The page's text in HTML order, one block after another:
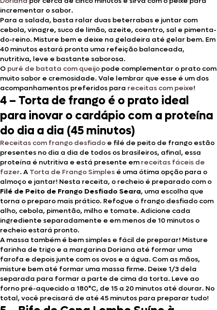
incrementar o sabor.
Para a salada, basta ralar duas beterrabas e juntar com
cebola, vinagre, suco de limão, azeite, coentro, sal e pimenta-
do-reino. Misture bem e deixe na geladeira até gelar bem. Em
40 minutos estará pronta uma refeição balanceada,
nutritiva, leve e bastante saborosa.
O purê de batata com queijo pode complementar o prato com
muito sabor e cremosidade. Vale lembrar que esse é um dos
acompanhamentos preferidos para receitas com peixe!
4 – Torta de frango é o prato ideal
para inovar o cardápio com a proteína
do dia a dia (45 minutos)
Receitas com frango desfiado e filé de peito de frango estão
presentes no dia a dia de todos os brasileiros, afinal, essa
proteína é nutritiva e está presente em receitas fáceis de
fazer. A Torta de Frango Simples é uma ótima opção para o
almoço e jantar! Nesta receita, o recheio é preparado com o
Filé de Peito de Frango Desfiado Seara, uma escolha que
torna o preparo mais prático. Refogue o frango desfiado com
alho, cebola, pimentão, milho e tomate. Adicione cada
ingrediente separadamente e em menos de 10 minutos o
recheio estará pronto.
A massa também é bem simples e fácil de preparar! Misture
farinha de trigo e a margarina Doriana até formar uma
farofa e depois junte com os ovos e a água. Com as mãos,
misture bem até formar uma massa firme. Deixe 1/3 dela
separada para formar a parte de cima da torta. Leve ao
forno pré-aquecido a 180°C, de 15 a 20 minutos até dourar. No
total, você precisará de até 45 minutos para preparar tudo!